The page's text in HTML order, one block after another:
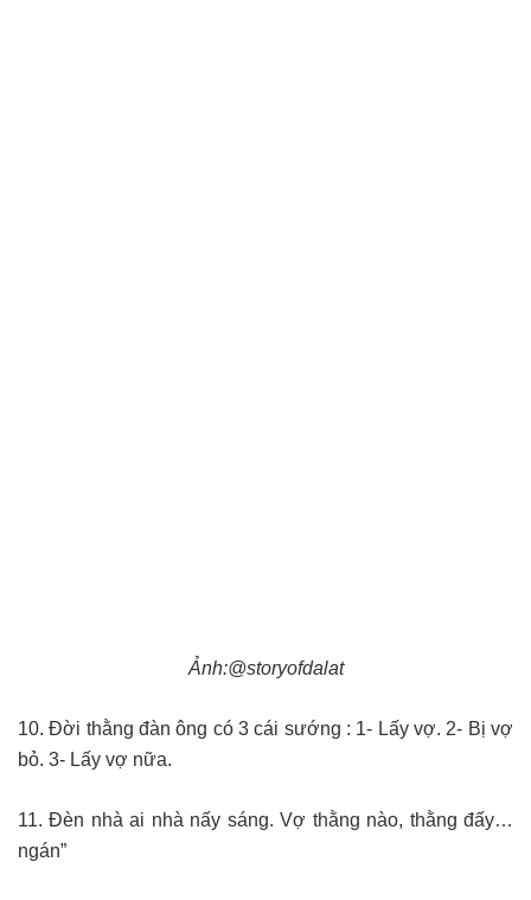
Ảnh:@storyofdalat
10. Đời thằng đàn ông có 3 cái sướng : 1- Lấy vợ. 2- Bị vợ
bỏ. 3- Lấy vợ nữa.
11. Đèn nhà ai nhà nấy sáng. Vợ thằng nào, thằng đấy…
ngán”